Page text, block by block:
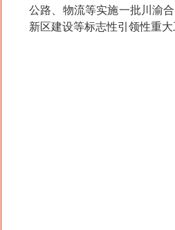
公路、物流等实施一批川渝
新区建设等标志性引领性重